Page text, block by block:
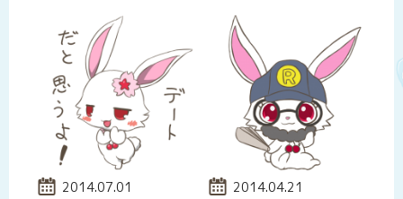
投稿日:
2014.07.01 投稿日:
2014.04.21